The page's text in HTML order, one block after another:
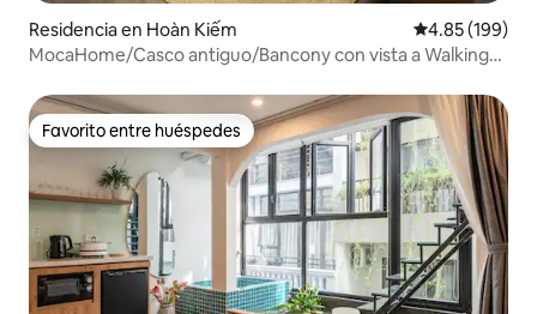
Residencia en Hoàn Kiếm Calificación
4.85 (199)
MocaHome/Casco antiguo/Bancony con vista a Walking
Favorito entre huéspedes
Favorito entre huéspedes